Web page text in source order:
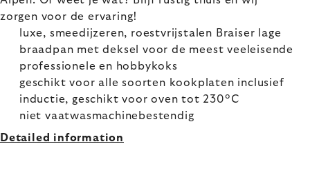
zorgen voor de ervaring!
luxe, smeedijzeren, roestvrijstalen Braiser lage
braadpan met deksel voor de meest veeleisende
professionele en hobbykoks
geschikt voor alle soorten kookplaten inclusief
inductie, geschikt voor oven tot 230°C
niet vaatwasmachinebestendig
Detailed information